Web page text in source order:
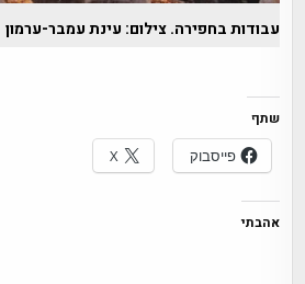
עבודות בחפירה. צילום: עינת עמבר-ערמון
שתף
פייסבוק
X
אהבתי